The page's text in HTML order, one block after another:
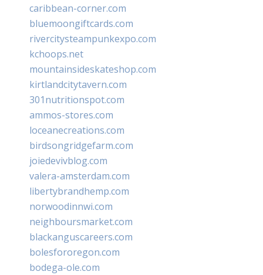
caribbean-corner.com
bluemoongiftcards.com
rivercitysteampunkexpo.com
kchoops.net
mountainsideskateshop.com
kirtlandcitytavern.com
301nutritionspot.com
ammos-stores.com
loceanecreations.com
birdsongridgefarm.com
joiedevivblog.com
valera-amsterdam.com
libertybrandhemp.com
norwoodinnwi.com
neighboursmarket.com
blackanguscareers.com
bolesfororegon.com
bodega-ole.com